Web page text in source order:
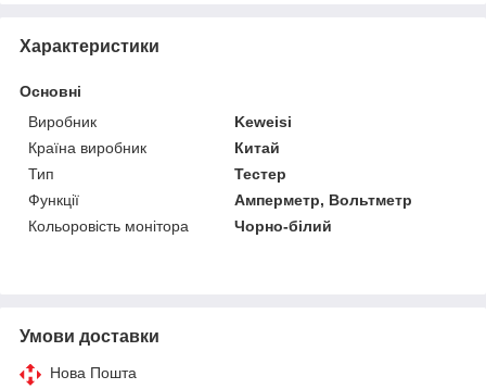
Характеристики
Основні
Виробник
Keweisi
Країна виробник
Китай
Тип
Тестер
Функції
Амперметр, Вольтметр
Кольоровість монітора
Чорно-білий
Умови доставки
Нова Пошта